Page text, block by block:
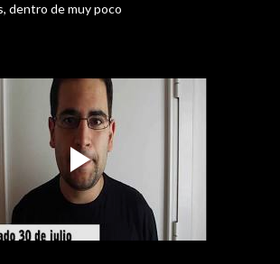
dentro de muy poco